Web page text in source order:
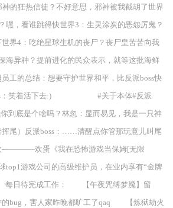
神的狂热信徒？不好意思，邪神被我截胡了世界
嘿，看谁跳得快世界3：生灵涂炭的恶怨厉鬼？
界4：吃绝星球生机的丧尸？丧尸皇苦苦向我
海异种？提前进化的民众表示，就等这批海鲜
工的总结：想要守护世界和平，比反派boss快
：笑着活下去:) #关于本体#反派
到底是个啥吗？林忽：显而易见，我是一只神
挥尾）反派boss：……清醒点你管那玩意儿叫尾
欢蛋《我在恐怖游戏当保姆[无限
游戏公司的高级维护员，在业内享有“金牌
日待完成工作： 【午夜咒缚梦魇】留
的bug，害人家昨晚都旷工了qaq 【炼狱劫火